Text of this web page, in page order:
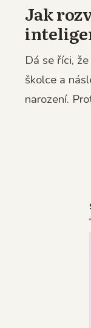
Jak
Dá se říci,
školce a
narození.